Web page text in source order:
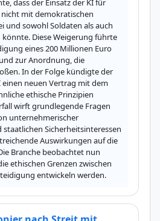
dass der Einsatz der KI für
nicht mit demokratischen
und sowohl Soldaten als auch
Diese Weigerung führte
eines 200 Millionen Euro
zur Anordnung, die
In der Folge kündigte der
neuen Vertrag mit dem
ethische Prinzipien
wirft grundlegende Fragen
unternehmerischer
Sicherheitsinteressen
Auswirkungen auf die
Branche beobachtet nun
ethischen Grenzen zwischen
entwickeln werden.